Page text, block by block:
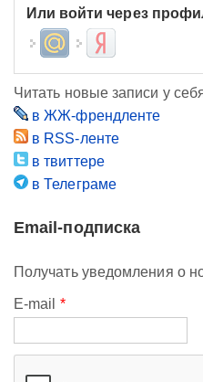
Или войти через
Login with Mail.ruLogin with Яндекс
Читать новые записи у
в ЖЖ-френдленте
в RSS-ленте
в твиттере
в Телеграме
Email-подписка
Получать уведомления о
E-mail *